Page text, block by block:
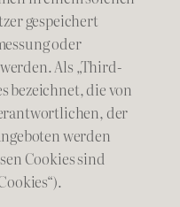
gespeichert
oder
Als „Third-
bezeichnet, die von
der
werden
Cookies sind